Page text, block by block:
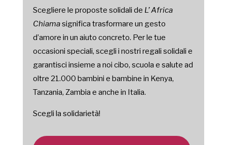
Scegliere le proposte solidali de L’ Africa
Chiamasignifica trasformare un gesto
d’amore in un aiuto concreto. Per le tue
occasioni speciali, scegli i nostri regali solidali e
garantisci insieme a noi cibo, scuola e salute ad
oltre 21.000 bambini e bambine in Kenya,
Tanzania, Zambia e anche in Italia.
Scegli la solidarietà!